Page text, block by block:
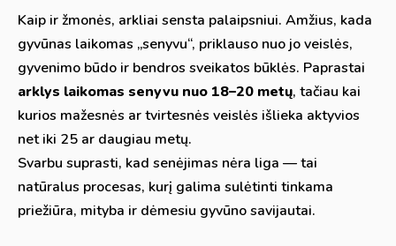
Kaip ir žmonės, arkliai sensta palaipsniui. Amžius, kada
gyvūnas laikomas „senyvu“, priklauso nuo jo veislės,
gyvenimo būdo ir bendros sveikatos būklės. Paprastai
arklys laikomas senyvu nuo 18–20 metų, tačiau kai
kurios mažesnės ar tvirtesnės veislės išlieka aktyvios
net iki 25 ar daugiau metų.
Svarbu suprasti, kad senėjimas nėra liga — tai
natūralus procesas, kurį galima sulėtinti tinkama
priežiūra, mityba ir dėmesiu gyvūno savijautai.